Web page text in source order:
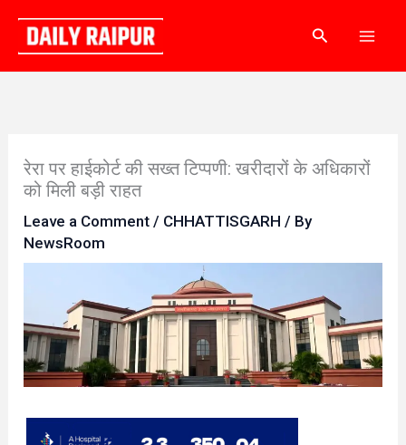
content
Search
रेरा पर हाईकोर्ट की सख्त टिप्पणी: खरीदारों के अधिकारों
को मिली बड़ी राहत
Leave a Comment / CHHATTISGARH / By
NewsRoom